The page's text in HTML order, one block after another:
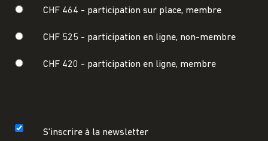
CHF 464 - participation sur place, membre
CHF 525 - participation en ligne, non-membre
CHF 420 - participation en ligne, membre
S'inscrire à la newsletter